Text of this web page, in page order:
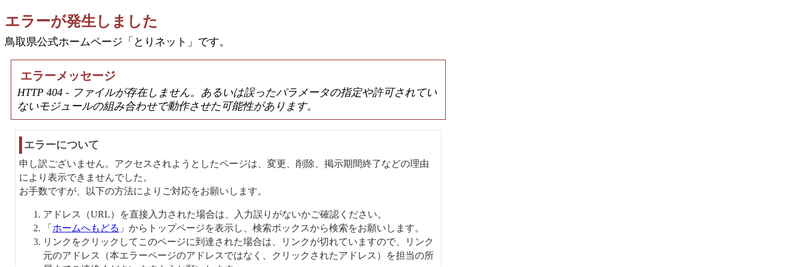
エラーが発生しました
鳥取県公式ホームページ「とりネット」です。
エラーメッセージ
HTTP 404 - ファイルが存在しません。あるいは誤ったパラメータの指定や許可されてい
ないモジュールの組み合わせで動作させた可能性があります。
エラーについて
申し訳ございません。アクセスされようとしたページは、変更、削除、掲示期間終了などの理由
により表示できませんでした。
お手数ですが、以下の方法によりご対応をお願いします。
アドレス（URL）を直接入力された場合は、入力誤りがないかご確認ください。
「 ホームへもどる 」からトップページを表示し、検索ボックスから検索をお願いします。
リンクをクリックしてこのページに到達された場合は、リンクが切れていますので、リンク
元のアドレス（本エラーページのアドレスではなく、クリックされたアドレス）を担当の所